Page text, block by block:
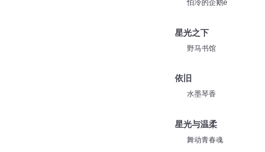
怕冷的企鹅e
星光之下
野马书馆
依旧
水墨琴香
星光与温柔
舞动青春魂